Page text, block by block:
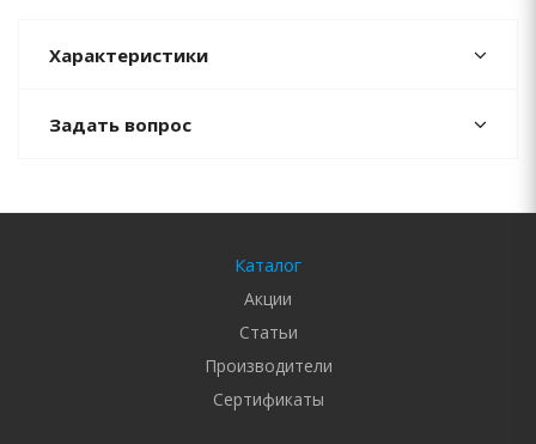
Характеристики
Задать вопрос
Каталог
Акции
Статьи
Производители
Сертификаты